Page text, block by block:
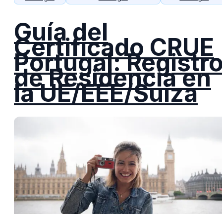
Guía del
Certificado CRUE
Portugal:
de Residencia en
la UE/EEE/Suiza